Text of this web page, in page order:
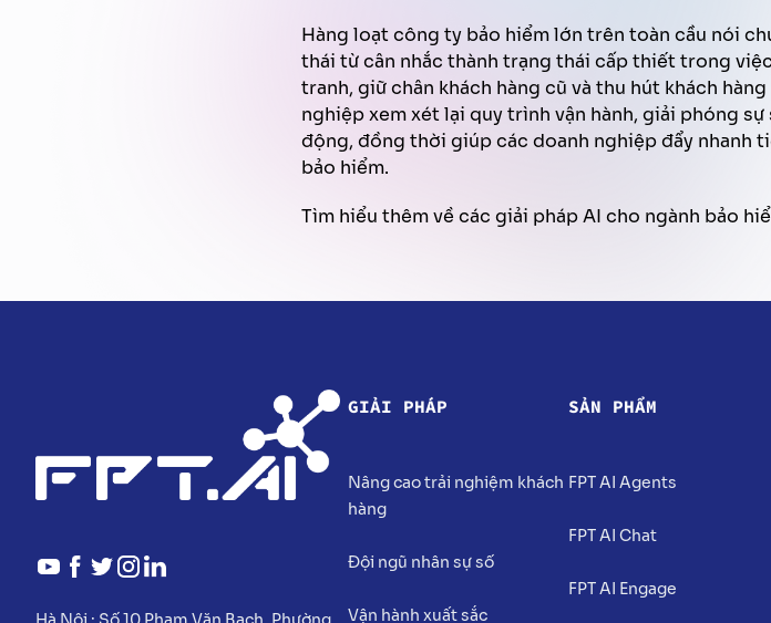
Hàng loạt công ty bảo hiểm lớn trên toàn cầu nói
thái từ cân nhắc thành trạng thái cấp thiết trong
tranh, giữ chân khách hàng cũ và thu hút khách
nghiệp xem xét lại quy trình vận hành, giải phóng
động, đồng thời giúp các doanh nghiệp đẩy nhanh
bảo hiểm.
Tìm hiểu thêm về các giải pháp AI cho ngành bảo
GIẢI PHÁP
Nâng cao trải nghiệm khách
hàng
Đội ngũ nhân sự số
Vận hành xuất sắc
SẢN PHẨM
FPT AI Agents
FPT AI Chat
FPT AI Engage